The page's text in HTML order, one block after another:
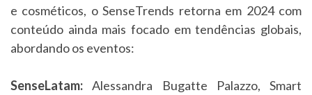
e cosméticos, o SenseTrends retorna em 2024 com
conteúdo ainda mais focado em tendências globais,
abordando os eventos:
SenseLatam:Alessandra Bugatte Palazzo, Smart